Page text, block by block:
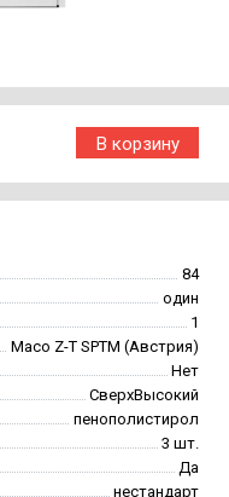
84
один
1
Maco Z-T SPTM (Австрия)
Нет
СверхВысокий
пенополистирол
3 шт.
Да
нестандарт